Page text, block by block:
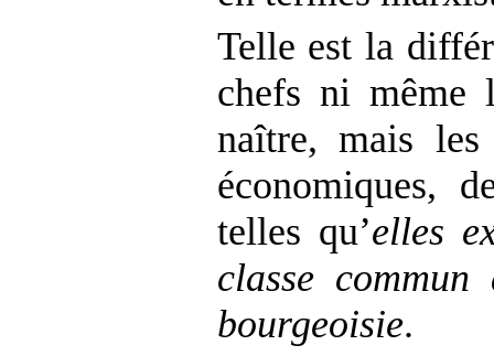
Telle est la
chefs ni même
naître, mais
économiques,
telles qu’elles
classe
bourgeoisie.